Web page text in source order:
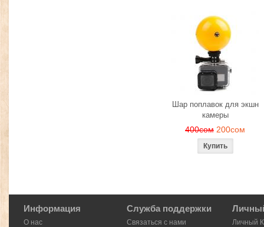
Шар поплавок для экшн
камеры
400сом 200сом
Информация
О нас
Служба поддержки
Связаться с нами
Личный